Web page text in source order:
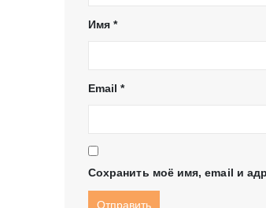
Имя*
Email*
Сохранить моё имя, email и